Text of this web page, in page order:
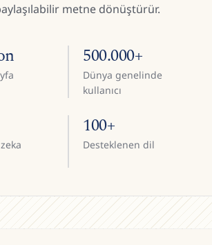
metne dönüştürür.
500.000+
Dünya genelinde
kullanıcı
100+
Desteklenen dil